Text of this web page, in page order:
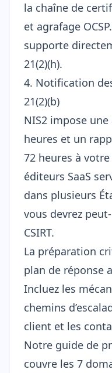
la chaîne de
et agrafage
supporte
21(2)(h).
4. Notification
21(2)(b)
NIS2 impose
heures et un
72 heures à
éditeurs SaaS
dans plusieurs
vous devrez
CSIRT.
La préparation
plan de réponse
Incluez les
chemins
client et les
Notre guide de
couvre les 7